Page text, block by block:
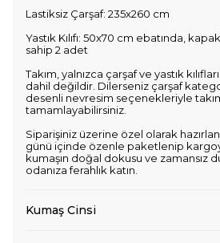
Lastiksiz Çarşaf: 235x260 cm
Yastık Kılıfı: 50x70 cm ebatında,
sahip 2 adet
Takım, yalnızca çarşaf ve yastık
dahil değildir. Dilerseniz çarşaf
desenli nevresim seçenekleriyle
tamamlayabilirsiniz.
Siparişiniz üzerine özel olarak
günü içinde özenle paketlenip
kumaşın doğal dokusu ve zamansız
odanıza ferahlık katın.
Kumaş Cinsi